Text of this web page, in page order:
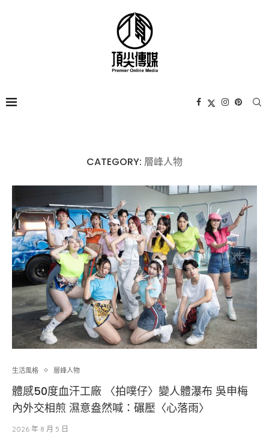
CATEGORY: 層峰⼈物
生活風格 層峰⼈物
體感50度血汗工廠 〈拍噗仔〉變人體瀑布 吳申梅
內外交相煎 濕意盎然喊：碾壓〈心落雨〉
2026 年 8 月 5 日